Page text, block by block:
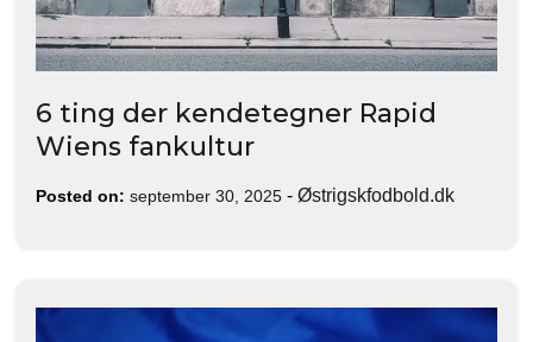
6 ting der kendetegner Rapid
Wiens fankultur
Posted on: september 30, 2025 - Østrigskfodbold.dk